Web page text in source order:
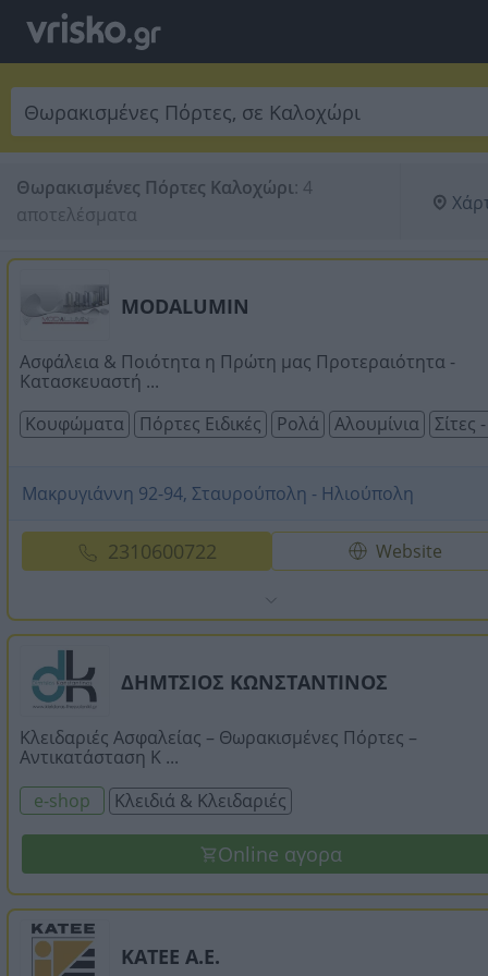
Θωρακισμένες Πόρτες Καλοχώρι: 4
αποτελέσματα
MODALUMIN
Ασφάλεια & Ποιότητα η Πρώτη μας Προτεραιότητα -
Κατασκευαστή ...
Κουφώματα
Πόρτες Ειδικές Ρολά Αλουμίνια Σίτες
Μακρυγιάννη 92-94, Σταυρούπολη - Ηλιούπολη
2310600722 Website
ΔΗΜΤΣΙΟΣ ΚΩΝΣΤΑΝΤΙΝΟΣ
Κλειδαριές Ασφαλείας – Θωρακισμένες Πόρτες –
Αντικατάσταση Κ ...
e-shop
Κλειδιά & Κλειδαριές
Online αγορα
ΚΑΤΕΕ Α.Ε.